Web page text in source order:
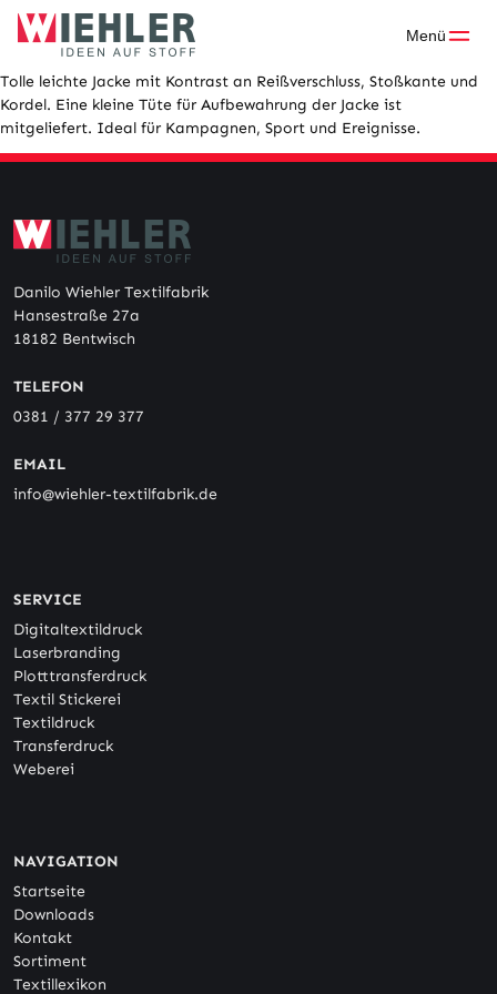
Skip
Menü
Tolle leichte Jacke mit Kontrast an Reißverschluss, Stoßkante und
Kordel. Eine kleine Tüte für Aufbewahrung der Jacke ist
mitgeliefert. Ideal für Kampagnen, Sport und Ereignisse.
Danilo Wiehler Textilfabrik
Hansestraße 27a
18182 Bentwisch
TELEFON
0381 / 377 29 377
EMAIL
info@wiehler-textilfabrik.de
SERVICE
Digitaltextildruck
Laserbranding
Plotttransferdruck
Textil Stickerei
Textildruck
Transferdruck
Weberei
NAVIGATION
Startseite
Downloads
Kontakt
Sortiment
Textillexikon